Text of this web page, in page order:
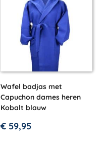
Wafel badjas met
Capuchon dames heren
Kobalt blauw
€ 59,95